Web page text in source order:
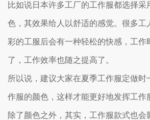
比如说日本许多工厂的工作服都选择采
色，其效果给人以舒适的感觉。很多工
彩的工服后会有一种轻松的快感，工作
了，工作效率也随之提高了。
所以说，建议大家在夏季工作服定做时
作服的颜色，这样才能更好地发挥工作
除了颜色之外，其实，工作服款式也会